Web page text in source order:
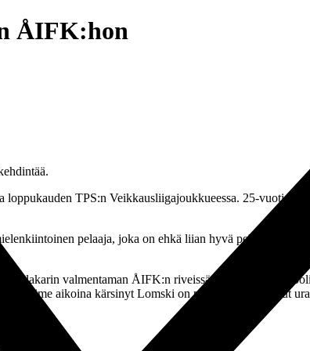
ÅIFK:hon
TPS:n Veikkausliigajoukkueessa. 25-vuotias
pelaaja, joka on ehkä liian hyvä pelaaja tällä
Valakarin valmentaman ÅIFK:n riveissä. Puolustavassa
viime aikoina kärsinyt Lomski on puolestaan pelannut